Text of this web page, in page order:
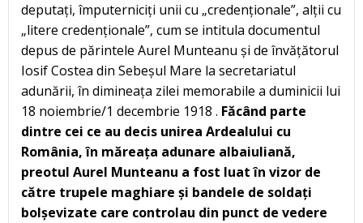
deputați, împuterniciți unii cu „credenționale”, alții cu
„litere credenționale”, cum se intitula documentul
depus de părintele Aurel Munteanu și de învățătorul
Iosif Costea din Sebeșul Mare la secretariatul
adunării, în dimineața zilei memorabile a duminicii lui
18 noiembrie/1 decembrie 1918 . Făcând parte
dintre cei ce au decis unirea Ardealului cu
România, în măreața adunare albaiuliană,
preotul Aurel Munteanu a fost luat în vizor de
către trupele maghiare și bandele de soldați
bolșevizate care controlau din punct de vedere